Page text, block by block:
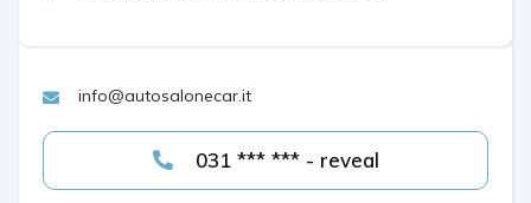
info@autosalonecar.it
031 *** *** - reveal